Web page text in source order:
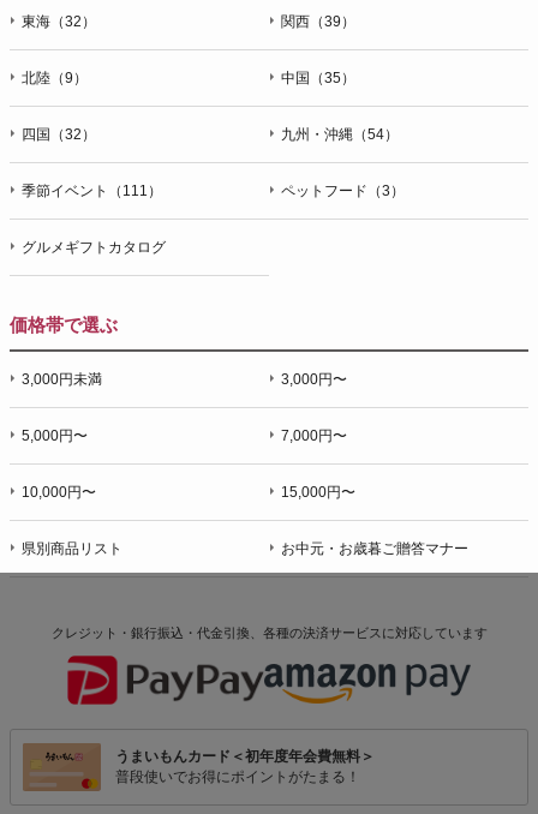
東海（32） 関西（39）
北陸（9） 中国（35）
四国（32） 九州・沖縄（54）
季節イベント（111） ペットフード（3）
グルメギフトカタログ
価格帯で選ぶ
3,000円未満 3,000円〜
5,000円〜 7,000円〜
10,000円〜 15,000円〜
県別商品リスト お中元・お歳暮ご贈答マナー
クレジット・銀行振込・代金引換、各種の決済サービスに対応しています
うまいもんカード＜初年度年会費無料＞
普段使いでお得にポイントがたまる！